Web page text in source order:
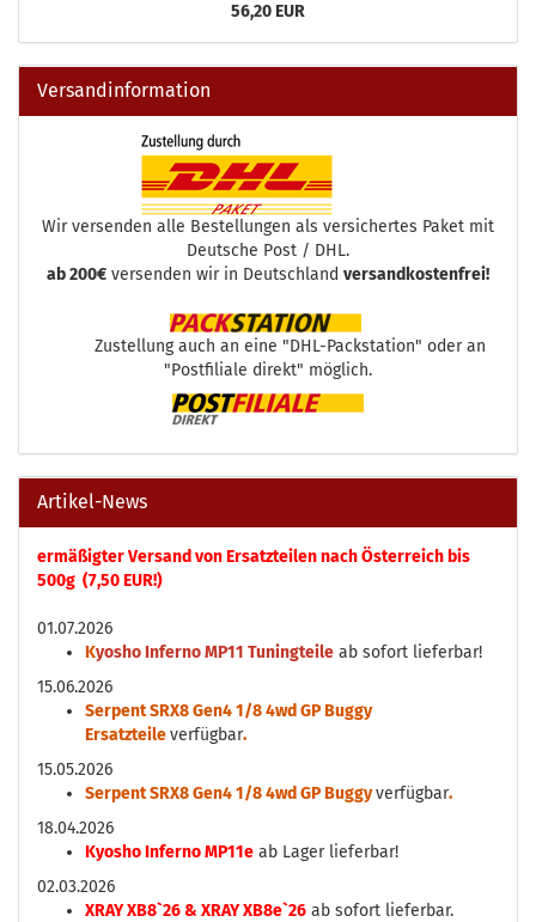
56,20 EUR
Versandinformation
Wir versenden alle Bestellungen als versichertes Paket mit
Deutsche Post / DHL.
ab 200€ versenden wir in Deutschland versandkostenfrei!
Zustellung auch an eine "DHL-Packstation" oder an
"Postfiliale direkt" möglich.
Artikel-News
ermäßigter Versand von Ersatzteilen nach Österreich bis
500g (7,50 EUR!)
01.07.2026
Kyosho Inferno MP11 Tuningteile ab sofort lieferbar!
15.06.2026
Serpent SRX8 Gen4 1/8 4wd GP Buggy
Ersatzteileverfügbar.
15.05.2026
Serpent SRX8 Gen4 1/8 4wd GP Buggyverfügbar.
18.04.2026
Kyosho Inferno MP11e ab Lager lieferbar!
02.03.2026
XRAY XB8`26 & XRAY XB8e`26 ab sofort lieferbar.